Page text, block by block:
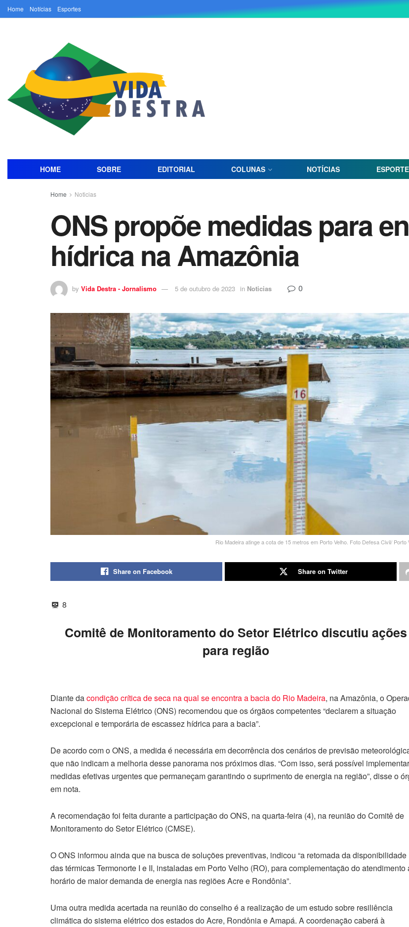
Home Notícias Esportes
HOME SOBRE EDITORIAL COLUNAS NOTÍCIAS
Home Noticias
ONS propõe medidas para
hídrica na Amazônia
by Vida Destra - Jornalismo 5 de outubro de 2023 in Noticias 0
Rio Madeira atinge a cota de 15 metros em Porto Velho. Foto Defesa Civil/ Porto
Share on Facebook Share on Twitter
8
Comitê de Monitoramento do Setor Elétrico discutiu ações
para região
Diante dacondição crítica de seca na qual se encontra a bacia do Rio Madeira, na Amazônia, o
Nacional do Sistema Elétrico (ONS) recomendou que os órgãos competentes “declarem a situação
excepcional e temporária de escassez hídrica para a bacia”.
De acordo com o ONS, a medida é necessária em decorrência dos cenários de previsão
que não indicam a melhoria desse panorama nos próximos dias. “Com isso, será possível implementar
medidas efetivas urgentes que permaneçam garantindo o suprimento de energia na região”, disse o
em nota.
A recomendação foi feita durante a participação do ONS, na quarta-feira (4), na reunião do Comitê de
Monitoramento do Setor Elétrico (CMSE).
O ONS informou ainda que na busca de soluções preventivas, indicou “a retomada da disponibilidade
das térmicas Termonorte I e II, instaladas em Porto Velho (RO), para complementação do atendimento
horário de maior demanda de energia nas regiões Acre e Rondônia”.
Uma outra medida acertada na reunião do conselho é a realização de um estudo sobre resiliência
climática do sistema elétrico dos estados do Acre, Rondônia e Amapá. A coordenação caberá à